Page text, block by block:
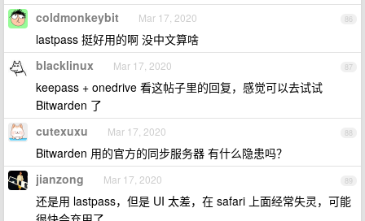
86
coldmonkeybit Mar 17, 2020
lastpass 挺好用的啊 没中文算啥
87
blacklinux Mar 17, 2020
keepass + onedrive 看这帖子里的回复，感觉可以去试试
Bitwarden 了
88
cutexuxu Mar 17, 2020
Bitwarden 用的官方的同步服务器 有什么隐患吗？
89
jianzong Mar 17, 2020
还是用 lastpass，但是 UI 太差，在 safari 上面经常失灵，可能